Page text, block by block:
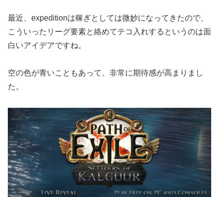
最近、expeditionは稼ぎとしては微妙になってきたので、
こういったリーグ要素と絡めてテコ入れするというのは面
白いアイデアですね。
空の色が青いこともあって、非常に期待感が高まりまし
た。